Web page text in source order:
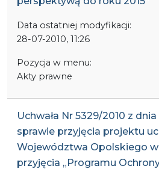
Data ostatniej modyfikacji:
28-07-2010, 11:26
Pozycja w menu:
Akty prawne
Uchwała Nr 5329/2010 z
sprawie przyjęcia projektu
Województwa Opolskiego
przyjęcia „Programu